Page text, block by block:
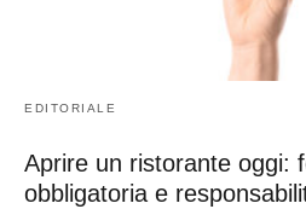
EDITORIALE
Aprire un ristorante oggi:
obbligatoria e